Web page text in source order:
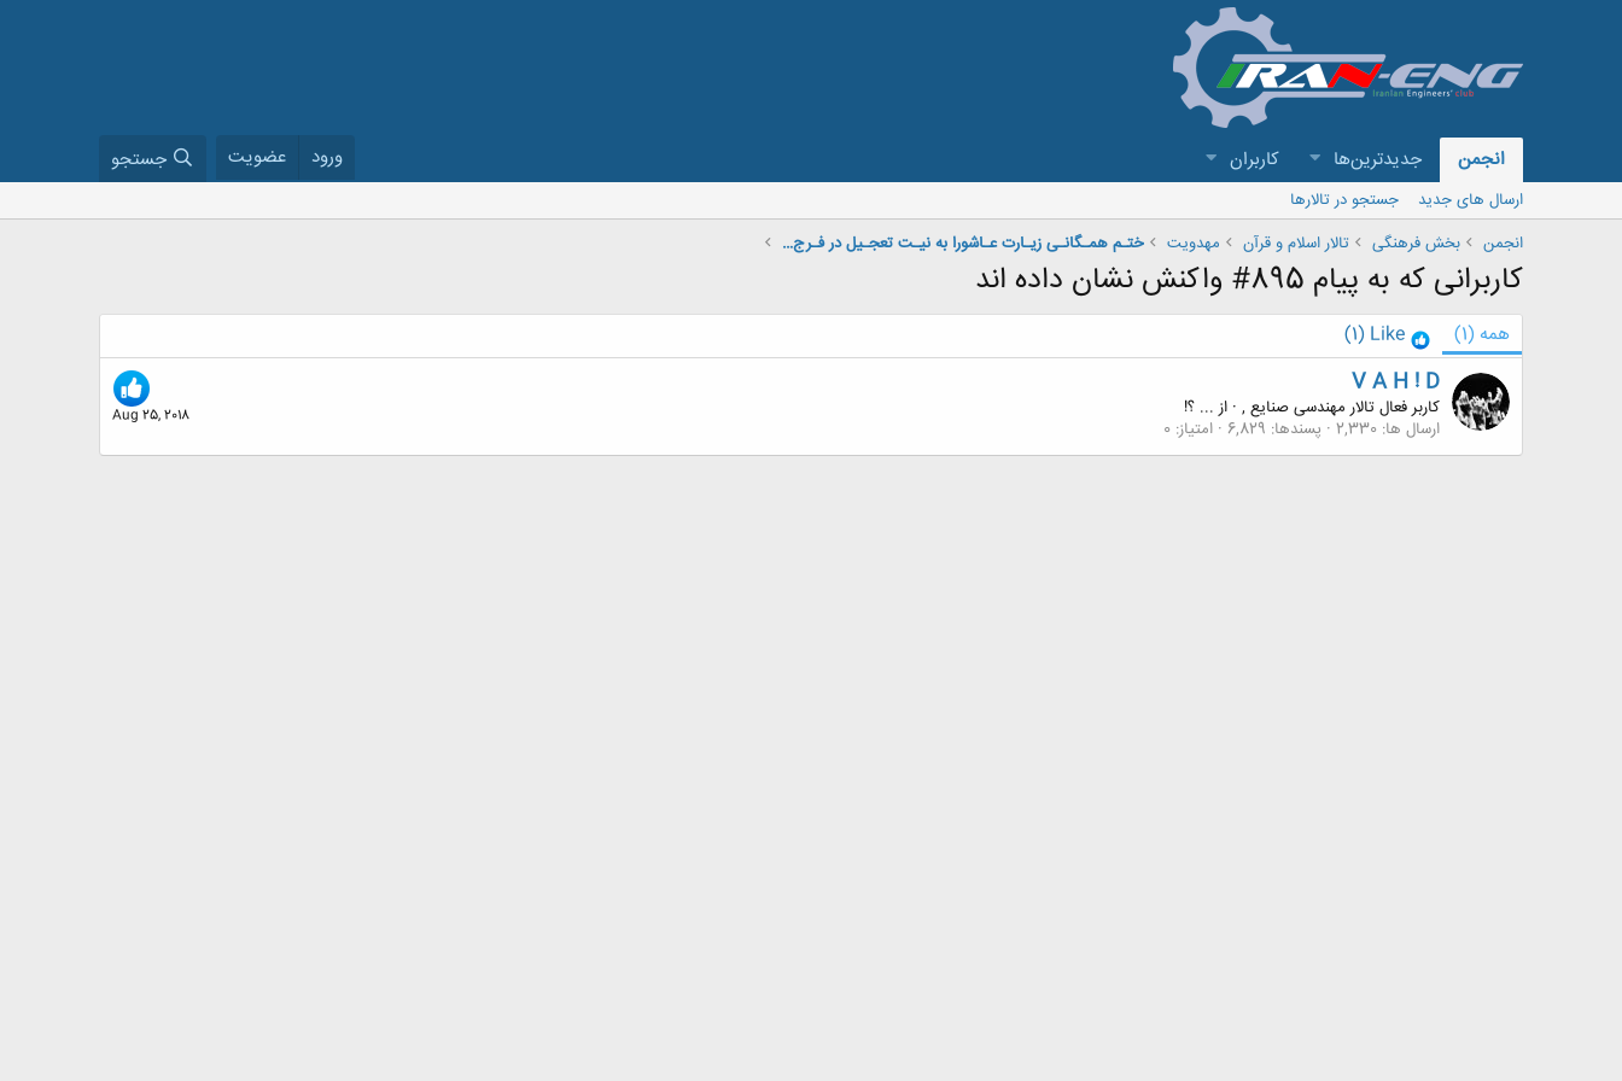
انجمن جدیدترین‌ها کاربران ورود عضویت جستجو
ارسال های جدید
جستجو در تالارها
انجمن
بخش فرهنگی تالار اسلام و قرآن مهدویت ختـم همـگانـی زیـارت عـاشورا به نیـت تعجـیل در فـرج امام زمان ( عج ) ...
کاربرانی که به پیام 895# واکنش نشان داده اند
همه (1)
Like
(1)
Aug 25, 2018
V A H ! D
کاربر فعال تالار مهندسی صنایع , · از ... ؟!
ارسال ها 2,330 پسندها 6,829 امتیاز 0